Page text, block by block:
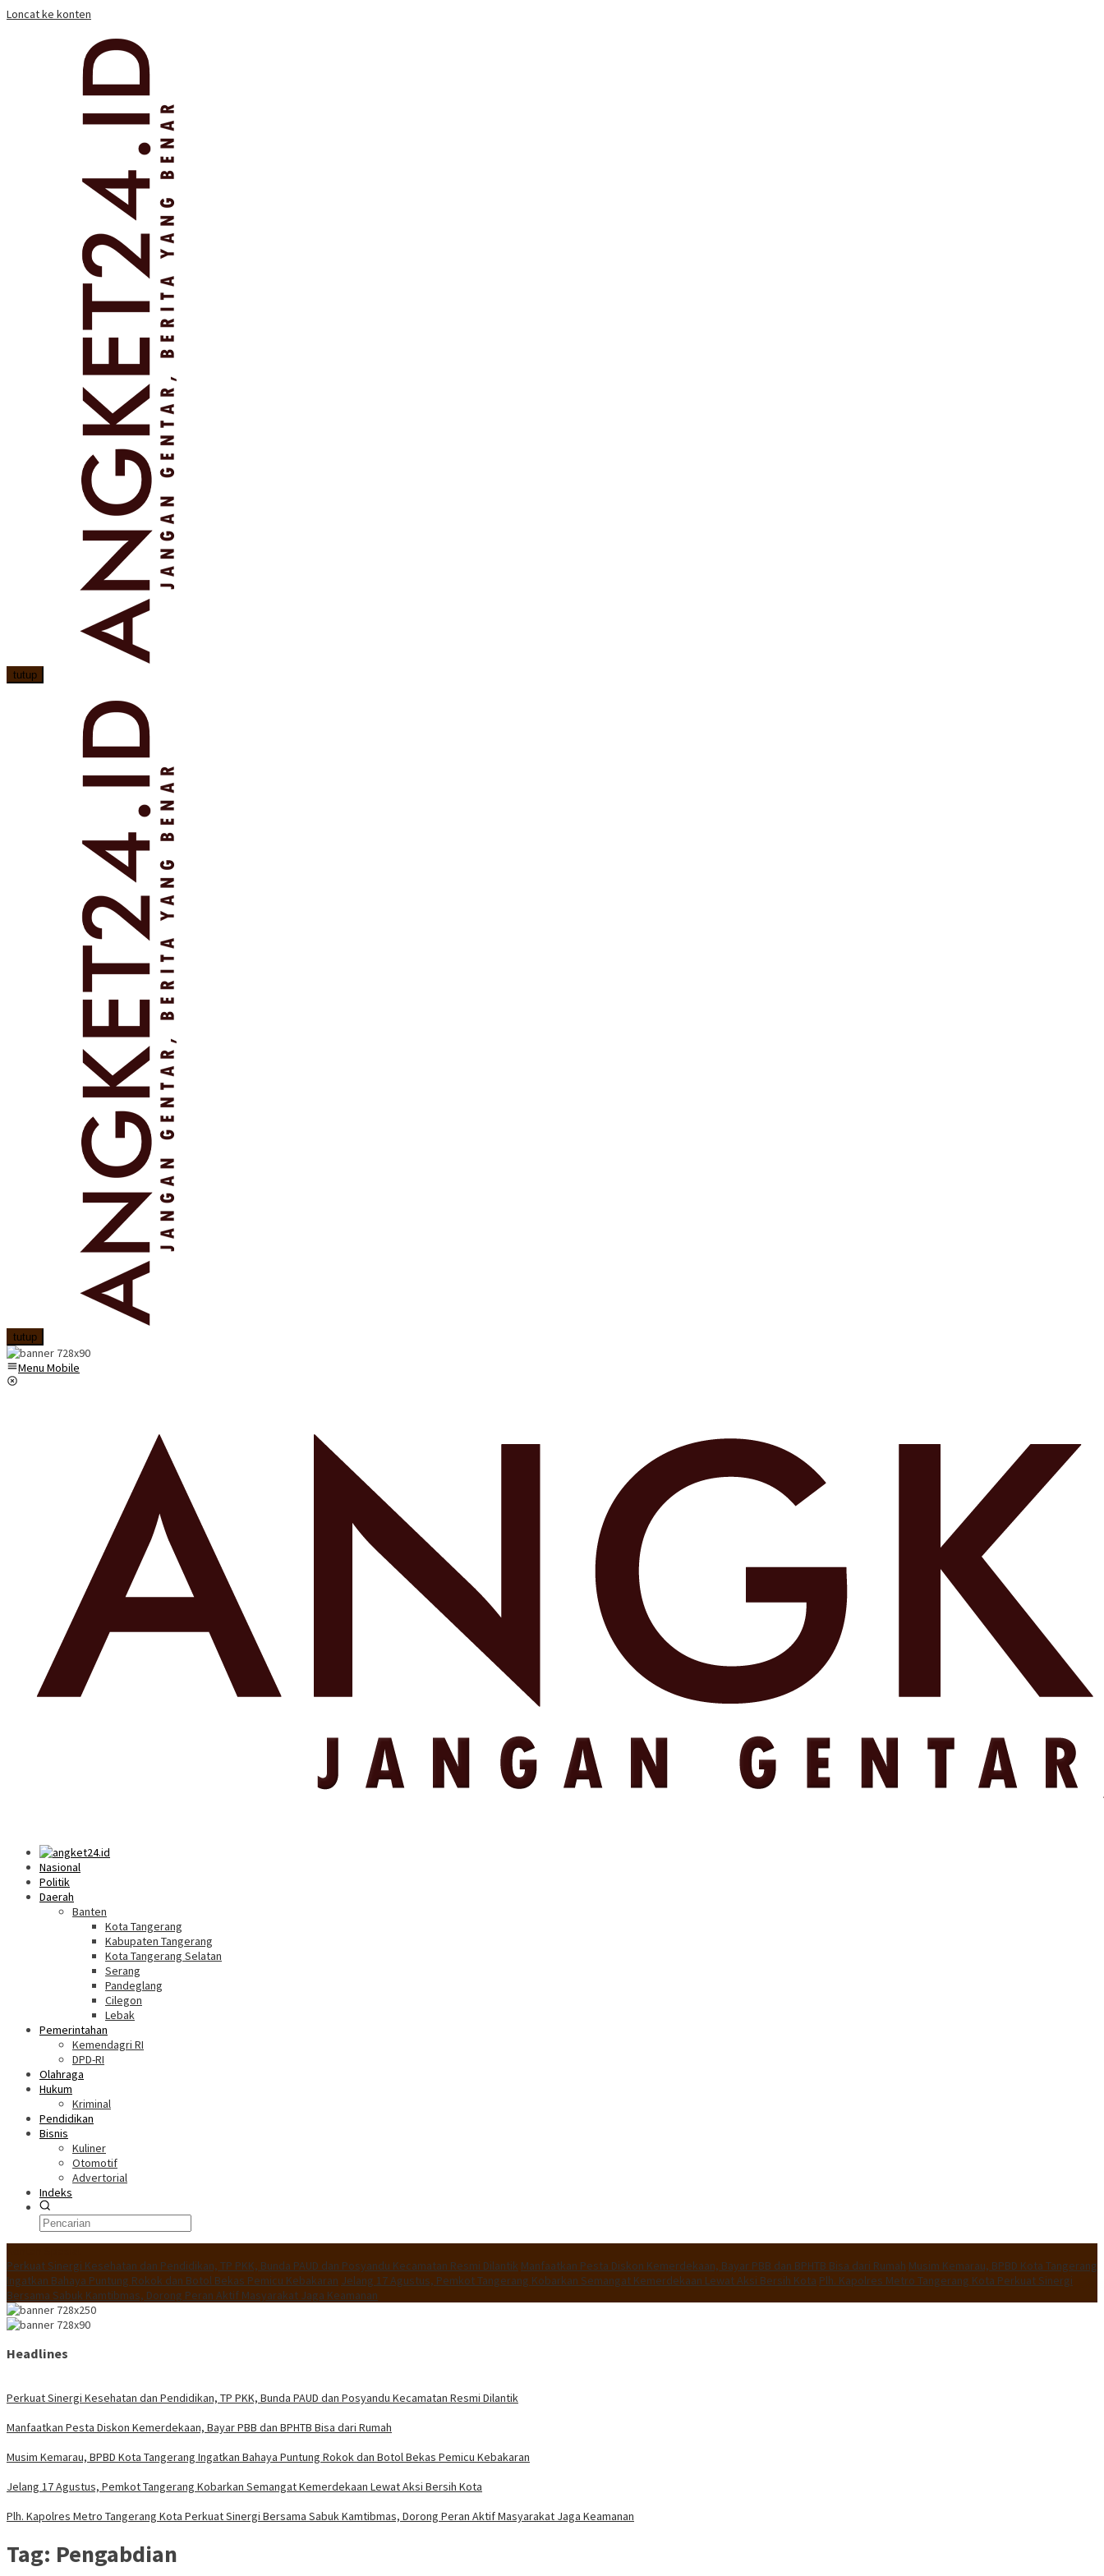
Loncat ke konten
tutup
tutup
Menu Mobile
Nasional
Politik
Daerah
Banten
Kota Tangerang
Kabupaten Tangerang
Kota Tangerang Selatan
Serang
Pandeglang
Cilegon
Lebak
Pemerintahan
Kemendagri RI
DPD-RI
Olahraga
Hukum
Kriminal
Pendidikan
Bisnis
Kuliner
Otomotif
Advertorial
Indeks
Perkuat Sinergi Kesehatan dan Pendidikan, TP PKK, Bunda PAUD dan Posyandu Kecamatan Resmi Dilantik Manfaatkan Pesta Diskon Kemerdekaan, Bayar PBB dan BPHTB Bisa dari Rumah Musim Kemarau, BPBD Kota Tangerang
Ingatkan Bahaya Puntung Rokok dan Botol Bekas Pemicu Kebakaran Jelang 17 Agustus, Pemkot Tangerang Kobarkan Semangat Kemerdekaan Lewat Aksi Bersih Kota Plh. Kapolres Metro Tangerang Kota Perkuat Sinergi
Bersama Sabuk Kamtibmas, Dorong Peran Aktif Masyarakat Jaga Keamanan
Headlines
Perkuat Sinergi Kesehatan dan Pendidikan, TP PKK, Bunda PAUD dan Posyandu Kecamatan Resmi Dilantik
Manfaatkan Pesta Diskon Kemerdekaan, Bayar PBB dan BPHTB Bisa dari Rumah
Musim Kemarau, BPBD Kota Tangerang Ingatkan Bahaya Puntung Rokok dan Botol Bekas Pemicu Kebakaran
Jelang 17 Agustus, Pemkot Tangerang Kobarkan Semangat Kemerdekaan Lewat Aksi Bersih Kota
Plh. Kapolres Metro Tangerang Kota Perkuat Sinergi Bersama Sabuk Kamtibmas, Dorong Peran Aktif Masyarakat Jaga Keamanan
Tag: Pengabdian